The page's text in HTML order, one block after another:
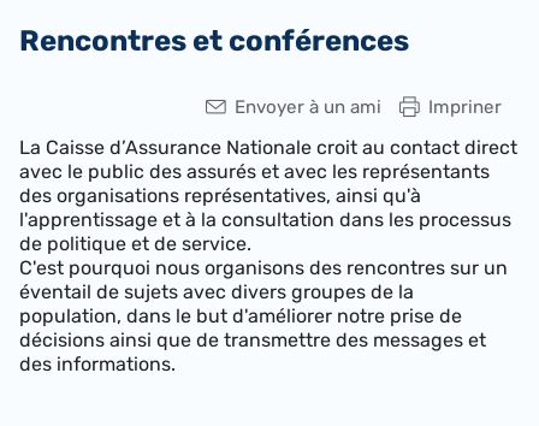
Rencontres et conférences
Impriner
Envoyer à un ami
La Caisse d’Assurance Nationale croit au contact direct
avec le public des assurés et avec les représentants
des organisations représentatives, ainsi qu'à
l'apprentissage et à la consultation dans les processus
de politique et de service.
C'est pourquoi nous organisons des rencontres sur un
éventail de sujets avec divers groupes de la
population, dans le but d'améliorer notre prise de
décisions ainsi que de transmettre des messages et
des informations.